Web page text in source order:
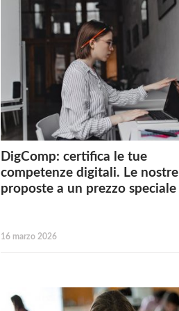
DigComp: certifica le tue
competenze digitali. Le nostre
proposte a un prezzo speciale
16 marzo 2026